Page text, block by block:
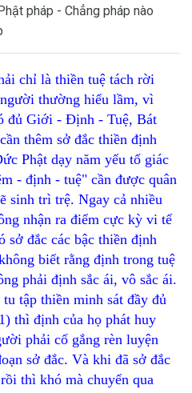
pháp - Chẳng pháp nào
chỉ là thiền tuệ tách rời
thường hiểu lầm, vì
đủ Giới - Định - Tuệ, Bát
thêm sở đắc thiền định
Phật dạy năm yếu tố giác
- định - tuệ" cần được quân
sinh trì trệ. Ngay cả nhiều
nhận ra điểm cực kỳ vi tế
sở đắc các bậc thiền định
biết rằng định trong tuệ
phải định sắc ái, vô sắc ái.
tập thiền minh sát đầy đủ
thì định của họ phát huy
phải cố gắng rèn luyện
sở đắc. Và khi đã sở đắc
thì khó mà chuyển qua